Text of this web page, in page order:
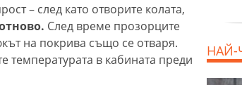
– след като отворите колата,
След време прозорците
на покрива също се отваря.
температурата в кабината преди
НАЙ-